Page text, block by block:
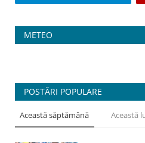
METEO
POSTĂRI POPULARE
Această săptămână Această